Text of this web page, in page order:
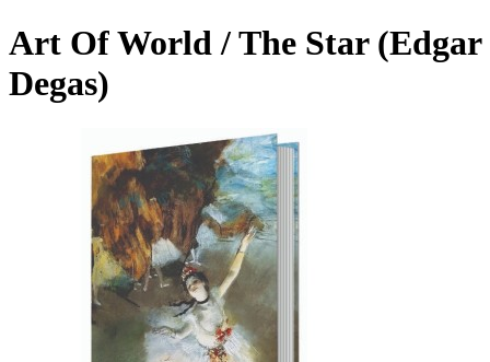
Art Of World / The Star (Edgar
Degas)